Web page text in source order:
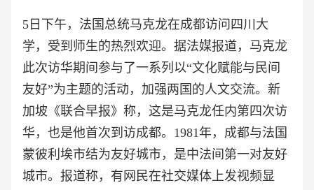
5日下午，法国总统马克龙在成都访问四川大
学，受到师生的热烈欢迎。据法媒报道，马克龙
此次访华期间参与了一系列以“文化赋能与民间
友好”为主题的活动，加强两国的人文交流。新
加坡《联合早报》称，这是马克龙任内第四次访
华，也是他首次到访成都。1981年，成都与法国
蒙彼利埃市结为友好城市，是中法间第一对友好
城市。报道称，有网民在社交媒体上发视频显